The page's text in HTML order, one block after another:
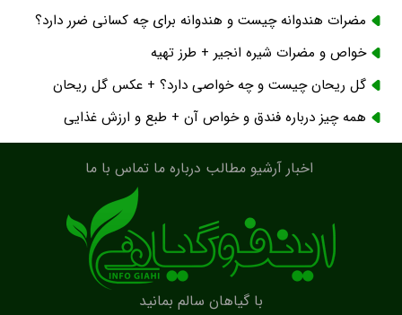
مضرات هندوانه چیست و هندوانه برای چه کسانی ضرر دارد؟
خواص و مضرات شیره انجیر + طرز تهیه
گل ریحان چیست و چه خواصی دارد؟ + عکس گل ریحان
همه چیز درباره فندق و خواص آن + طبع و ارزش غذایی
اخبار آرشیو مطالب درباره ما تماس با ما
با گیاهان سالم بمانید